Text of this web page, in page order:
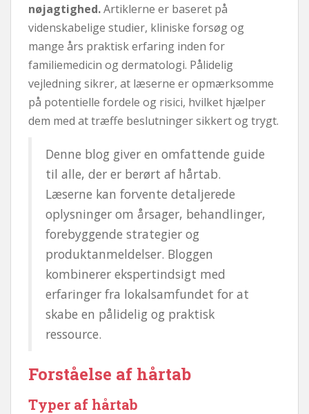
nøjagtighed.Artiklerne er baseret på
videnskabelige studier, kliniske forsøg og
mange års praktisk erfaring inden for
familiemedicin og dermatologi. Pålidelig
vejledning sikrer, at læserne er opmærksomme
på potentielle fordele og risici, hvilket hjælper
dem med at træffe beslutninger sikkert og trygt.
Denne blog giver en omfattende guide
til alle, der er berørt af hårtab.
Læserne kan forvente detaljerede
oplysninger om årsager, behandlinger,
forebyggende strategier og
produktanmeldelser. Bloggen
kombinerer ekspertindsigt med
erfaringer fra lokalsamfundet for at
skabe en pålidelig og praktisk
ressource.
Forståelse af hårtab
Typer af hårtab